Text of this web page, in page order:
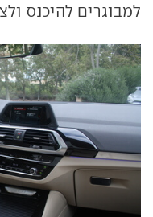
למבוגרים להיכנס